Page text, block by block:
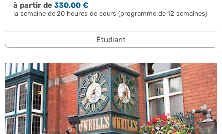
à partir de330,00 €
la semaine de 20 heures de cours (programme de 12 semaines)
Étudiant